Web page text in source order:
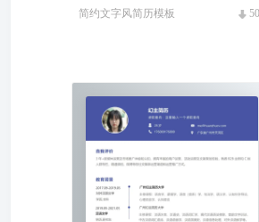
简约文字风简历模板